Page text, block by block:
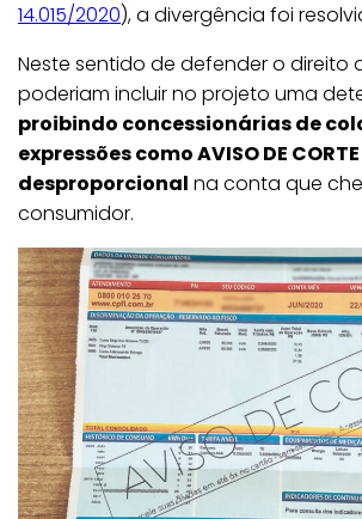
14.015/2020), a divergência foi
Neste sentido de defender o direito
poderiam incluir no projeto uma
proibindo concessionárias de
expressões como AVISO DE
desproporcional na conta que
consumidor.